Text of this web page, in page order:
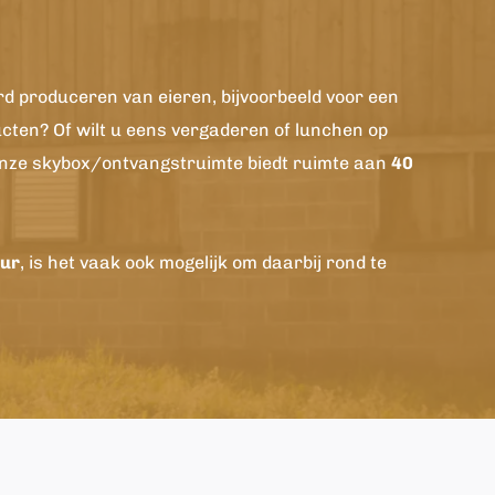
produceren van eieren, bijvoorbeeld voor een
Of wilt u eens vergaderen of lunchen op
skybox/ontvangstruimte biedt ruimte aan 40
, is het vaak ook mogelijk om daarbij rond te